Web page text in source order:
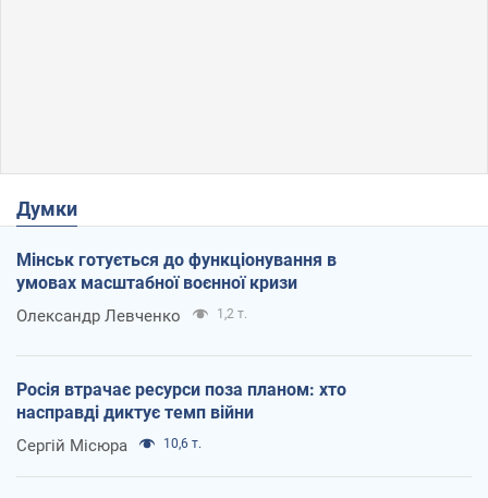
Думки
Мінськ готується до функціонування в
умовах масштабної воєнної кризи
Олександр Левченко 1,2 т.
Росія втрачає ресурси поза планом: хто
насправді диктує темп війни
Сергій Місюра 10,6 т.